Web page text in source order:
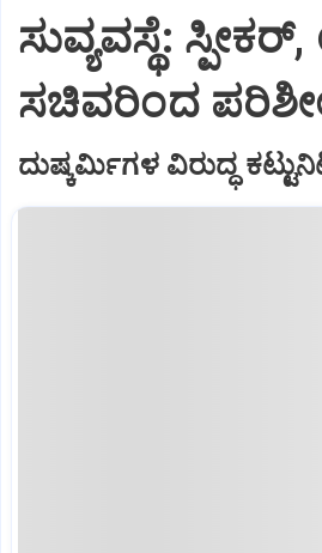
ಸುವ್ಯವಸ್ಥೆ:
ಸಚಿವರಿಂದ
ದುಷ್ಕರ್ಮಿಗಳ ವಿರುದ್ಧ